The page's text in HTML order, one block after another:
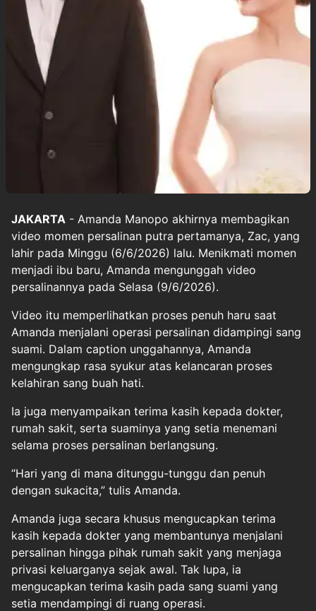
JAKARTA - Amanda Manopo akhirnya membagikan
video momen persalinan putra pertamanya, Zac, yang
lahir pada Minggu (6/6/2026) lalu. Menikmati momen
menjadi ibu baru, Amanda mengunggah video
persalinannya pada Selasa (9/6/2026).
Video itu memperlihatkan proses penuh haru saat
Amanda menjalani operasi persalinan didampingi sang
suami. Dalam caption unggahannya, Amanda
mengungkap rasa syukur atas kelancaran proses
kelahiran sang buah hati.
Ia juga menyampaikan terima kasih kepada dokter,
rumah sakit, serta suaminya yang setia menemani
selama proses persalinan berlangsung.
“Hari yang di mana ditunggu-tunggu dan penuh
dengan sukacita,” tulis Amanda.
Amanda juga secara khusus mengucapkan terima
kasih kepada dokter yang membantunya menjalani
persalinan hingga pihak rumah sakit yang menjaga
privasi keluarganya sejak awal. Tak lupa, ia
mengucapkan terima kasih pada sang suami yang
setia mendampingi di ruang operasi.